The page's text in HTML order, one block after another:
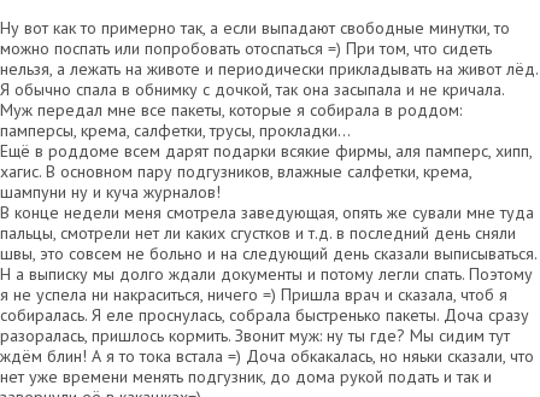
Ну вот как то примерно так, а если выпадают свободные минутки, то
можно поспать или попробовать отоспаться =) При том, что сидеть
нельзя, а лежать на животе и периодически прикладывать на живот лёд.
Я обычно спала в обнимку с дочкой, так она засыпала и не кричала.
Муж передал мне все пакеты, которые я собирала в роддом:
памперсы, крема, салфетки, трусы, прокладки…
Ещё в роддоме всем дарят подарки всякие фирмы, аля памперс, хипп,
хагис. В основном пару подгузников, влажные салфетки, крема,
шампуни ну и куча журналов!
В конце недели меня смотрела заведующая, опять же сували мне туда
пальцы, смотрели нет ли каких сгустков и т.д. в последний день сняли
швы, это совсем не больно и на следующий день сказали выписываться.
Н а выписку мы долго ждали документы и потому легли спать. Поэтому
я не успела ни накраситься, ничего =) Пришла врач и сказала, чтоб я
собиралась. Я еле проснулась, собрала быстренько пакеты. Доча сразу
разоралась, пришлось кормить. Звонит муж: ну ты где? Мы сидим тут
ждём блин! А я то тока встала =) Доча обкакалась, но няьки сказали, что
нет уже времени менять подгузник, до дома рукой подать и так и